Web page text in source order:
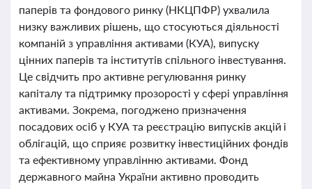
паперів та фондового ринку (НКЦПФР) ухвалила
низку важливих рішень, що стосуються діяльності
компаній з управління активами (КУА), випуску
цінних паперів та інститутів спільного інвестування.
Це свідчить про активне регулювання ринку
капіталу та підтримку прозорості у сфері управління
активами. Зокрема, погоджено призначення
посадових осіб у КУА та реєстрацію випусків акцій і
облігацій, що сприяє розвитку інвестиційних фондів
та ефективному управлінню активами. Фонд
державного майна України активно проводить